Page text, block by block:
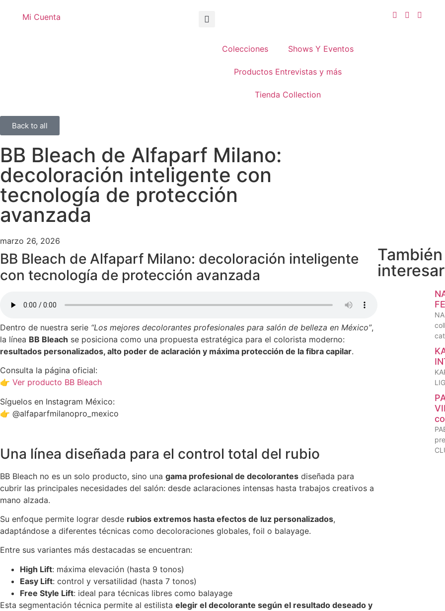
Mi Cuenta
Colecciones Shows Y Eventos
Productos Entrevistas y más
Tienda Collection
Back to all
BB Bleach de Alfaparf Milano:
decoloración inteligente con
tecnología de protección
avanzada
marzo 26, 2026
BB Bleach de Alfaparf Milano: decoloración inteligente
con tecnología de protección avanzada
Dentro de nuestra serie “Los mejores decolorantes profesionales para salón de belleza en México”,
la línea BB Bleach se posiciona como una propuesta estratégica para el colorista moderno:
resultados personalizados, alto poder de aclaración y máxima protección de la fibra capilar.
Consulta la página oficial:
👉 Ver producto BB Bleach
Síguelos en Instagram México:
👉 @alfaparfmilanopro_mexico
Una línea diseñada para el control total del rubio
BB Bleach no es un solo producto, sino una gama profesional de decolorantes diseñada para
cubrir las principales necesidades del salón: desde aclaraciones intensas hasta trabajos creativos a
mano alzada.
Su enfoque permite lograr desde rubios extremos hasta efectos de luz personalizados,
adaptándose a diferentes técnicas como decoloraciones globales, foil o balayage.
Entre sus variantes más destacadas se encuentran:
High Lift: máxima elevación (hasta 9 tonos)
Easy Lift: control y versatilidad (hasta 7 tonos)
Free Style Lift: ideal para técnicas libres como balayage
Esta segmentación técnica permite al estilista elegir el decolorante según el resultado deseado y
interesar